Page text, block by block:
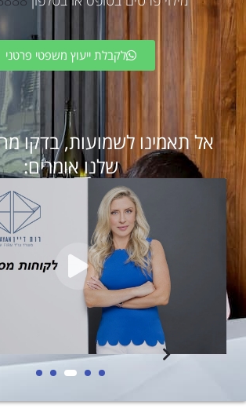
לקבלת ייעוץ משפטי פרטני
אל תאמינו לשמועות, בדקו
שלנו אומרים: